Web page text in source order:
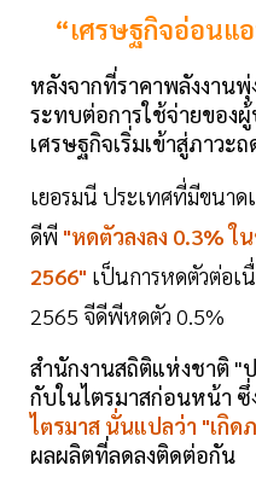
“เศรษฐกิจอ่อนแ
หลังจากที่ราคาพลังงาน
ระทบต่อการใช้จ่ายของ
เศรษฐกิจเริ่มเข้าสู่ภาวะ
เยอรมนี ประเทศที่มีขนา
ดีพี "หดตัวลงลง 0.3% ใ
2566" เป็นการหดตัวต่อเ
2565 จีดีพีหดตัว 0.5%
สำนักงานสถิติแห่งชาติ
กับในไตรมาสก่อนหน้า ซึ่
ไตรมาส นั่นแปลว่า "เกิด
ผลผลิตที่ลดลงติดต่อกัน